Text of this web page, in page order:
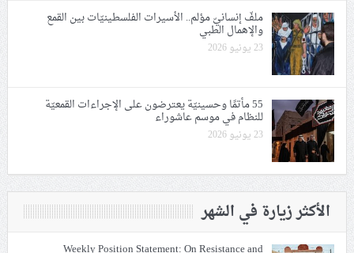
ملفّ إنسانيّ مؤلم.. الأسيرات الفلسطينيّات بين القمع
والإهمال الطبي
23 يونيو 2026
55 مأتمًا وحسينيّة يعترضون على الإجراءات القمعيّة
للنظام في موسم عاشوراء
23 يونيو 2026
الأكثر زيارة في الشهر